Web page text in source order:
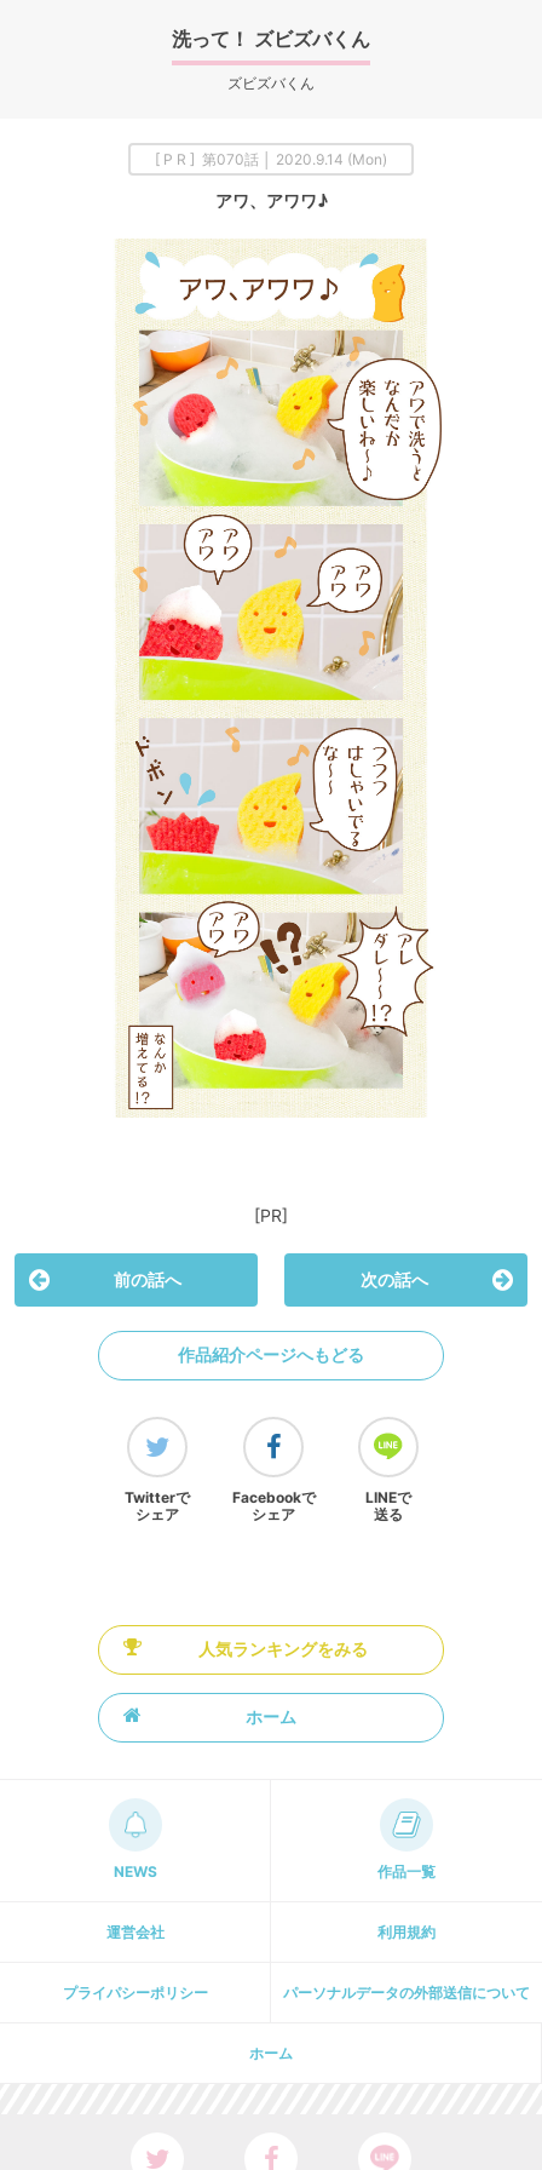
洗って！ ズビズバくん
ズビズバくん
[ P R ] 第070話 │ 2020.9.14 (Mon)
アワ、アワワ♪
[PR]
前の話へ 次の話へ
作品紹介ページへもどる
Twitterで
シェア
Facebookで
シェア
LINEで
送る
人気ランキングをみる
ホーム
NEWS 作品一覧
運営会社 利用規約
プライパシーポリシー パーソナルデータの外部送信について
ホーム